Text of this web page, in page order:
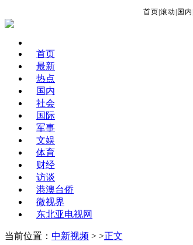
首页 滚动 国内
首页
最新
热点
国内
社会
国际
军事
文娱
体育
财经
访谈
港澳台侨
微视界
东北亚电视网
当前位置： 中新视频 > >正文